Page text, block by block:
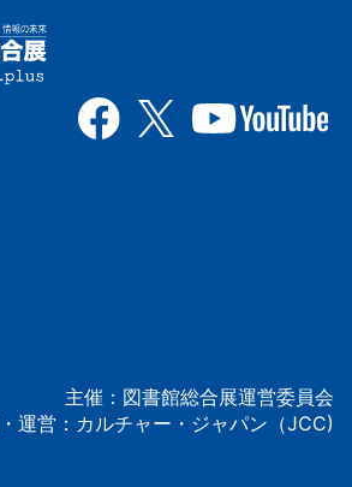
主催：図書館総合展運営委員会
運営：カルチャー・ジャパン（JCC)